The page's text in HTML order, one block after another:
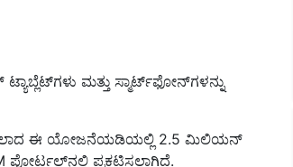
ಮತ್ತು ಸ್ಮಾರ್ಟ್‌ಫೋನ್‌ಗಳನ್ನು
ಈ ಯೋಜನೆಯಡಿಯಲ್ಲಿ 2.5 ಮಿಲಿಯನ್
ಪ್ರಕಟಿಸಲಾಗಿದೆ.